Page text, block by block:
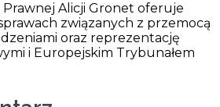
Prawnej Alicji Gronet oferuje
związanych z przemocą
oraz reprezentację
i Europejskim Trybunałem